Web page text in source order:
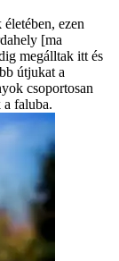
ezen
[ma
megálltak itt és
útjukat a
csoportosan
a faluba.